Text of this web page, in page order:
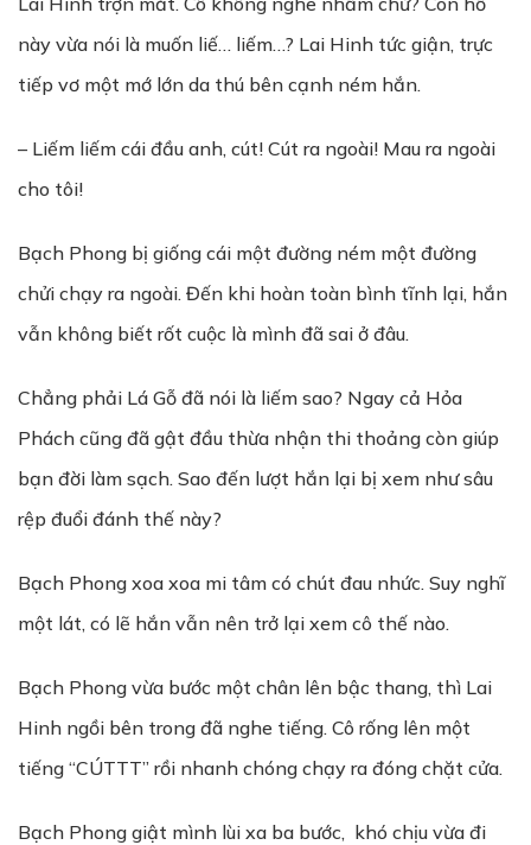
này vừa nói là muốn liế… liếm…? Lai Hinh tức giận, trực
tiếp vơ một mớ lớn da thú bên cạnh ném hắn.
– Liếm liếm cái đầu anh, cút! Cút ra ngoài! Mau ra ngoài
cho tôi!
Bạch Phong bị giống cái một đường ném một đường
chửi chạy ra ngoài. Đến khi hoàn toàn bình tĩnh lại, hắn
vẫn không biết rốt cuộc là mình đã sai ở đâu.
Chẳng phải Lá Gỗ đã nói là liếm sao? Ngay cả Hỏa
Phách cũng đã gật đầu thừa nhận thi thoảng còn giúp
bạn đời làm sạch. Sao đến lượt hắn lại bị xem như sâu
rệp đuổi đánh thế này?
Bạch Phong xoa xoa mi tâm có chút đau nhức. Suy nghĩ
một lát, có lẽ hắn vẫn nên trở lại xem cô thế nào.
Bạch Phong vừa bước một chân lên bậc thang, thì Lai
Hinh ngồi bên trong đã nghe tiếng. Cô rống lên một
tiếng “CÚTTT” rồi nhanh chóng chạy ra đóng chặt cửa.
Bạch Phong giật mình lùi xa ba bước, khó chịu vừa đi